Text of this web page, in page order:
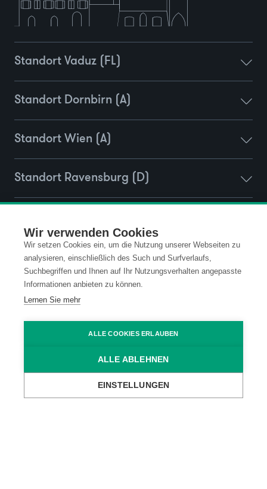
Wir verwenden Cookies
Wir setzen Cookies ein, um die Nutzung unserer Webseiten zu
analysieren, einschließlich des Such und Surfverlaufs,
Suchbegriffen und Ihnen auf Ihr Nutzungsverhalten angepasste
Informationen anbieten zu können.
Lernen Sie mehr
ALLE COOKIES ERLAUBEN
ALLE ABLEHNEN
EINSTELLUNGEN
Standort Vaduz (FL)
Standort Dornbirn (A)
Standort Wien (A)
Standort Ravensburg (D)
Kontakt
Impressum
AGB
Datenschutz
Code of Conduct